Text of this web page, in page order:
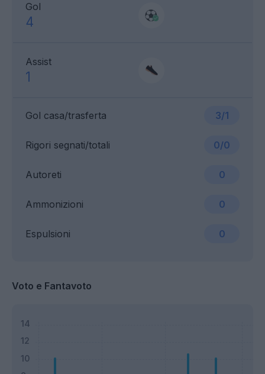
Gol
4
Assist
1
Gol casa/trasferta 3/1
Ammonizioni 0
Rigori segnati/totali 0/0
Espulsioni 0
Autoreti 0
Voto e Fantavoto